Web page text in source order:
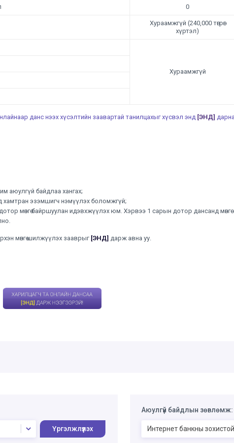
0
Хураамжгүй (240,000 төгрөг
хүртэл)
Хураамжгүй
данс нээх хүсэлтийн заавартай танилцахыг хүсвэл энд [ЭНД]
аюулгүй байдлаа хангах;
хамтран эзэмшигч нэмүүлэх боломжгүй;
мөнгө байршуулан идэвхжүүлэх юм. Хэрвээ 1 сарын дотор дансанд мөнгө
мөнгө шилжүүлэх зааврыг [ЭНД] дарж авна уу.
Үргэлжлүүлэх
Аюулгүй байдлын зөвлөмж:
Интернет банкны